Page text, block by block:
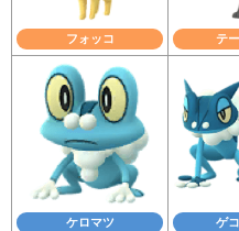
フォッコ テ
ケロマツ ゲ